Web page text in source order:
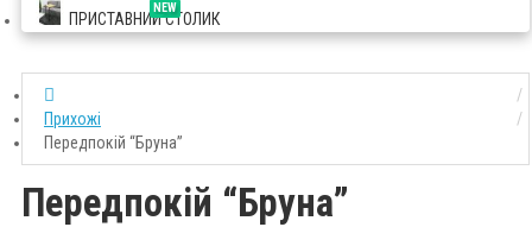
NEW
ПРИСТАВНИЙ СТОЛИК
Прихожі
Передпокій “Бруна”
Передпокій “Бруна”